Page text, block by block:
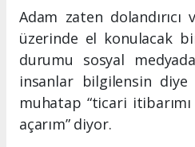
Adam zaten
üzerinde el konulacak
durumu sosyal
insanlar bilgilensin diye
muhatap “ticari
açarım” diyor.